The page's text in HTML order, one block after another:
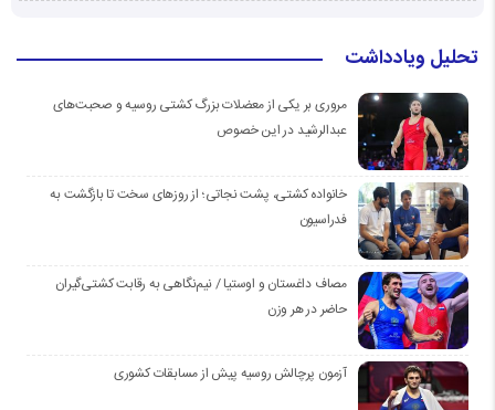
تحلیل ویادداشت
مروری بر یکی از معضلات بزرگ کشتی روسیه و صحبت‌های
عبدالرشید در این خصوص
خانواده کشتی، پشت نجاتی؛ از روزهای سخت تا بازگشت به
فدراسیون
مصاف داغستان و اوستیا / نیم‌نگاهی به رقابت کشتی‌گیران
حاضر در هر وزن
آزمون پرچالش روسیه پیش از مسابقات کشوری